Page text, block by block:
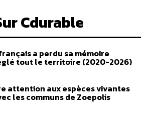
Cdurable
a perdu sa mémoire
tout le territoire (2020-2026)
attention aux espèces vivantes
les communs de Zoepolis